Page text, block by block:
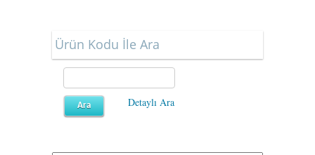
Ürün Kodu İle Ara
Detaylı Ara